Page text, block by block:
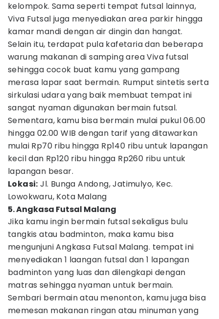
kelompok. Sama seperti tempat futsal lainnya,
Viva Futsal juga menyediakan area parkir hingga
kamar mandi dengan air dingin dan hangat.
Selain itu, terdapat pula kafetaria dan beberapa
warung makanan di samping area Viva futsal
sehingga cocok buat kamu yang gampang
merasa lapar saat bermain. Rumput sintetis serta
sirkulasi udara yang baik membuat tempat ini
sangat nyaman digunakan bermain futsal.
Sementara, kamu bisa bermain mulai pukul 06.00
hingga 02.00 WIB dengan tarif yang ditawarkan
mulai Rp70 ribu hingga Rp140 ribu untuk lapangan
kecil dan Rp120 ribu hingga Rp260 ribu untuk
lapangan besar.
Lokasi: Jl. Bunga Andong, Jatimulyo, Kec.
Lowokwaru, Kota Malang
5. Angkasa Futsal Malang
Jika kamu ingin bermain futsal sekaligus bulu
tangkis atau badminton, maka kamu bisa
mengunjuni Angkasa Futsal Malang. tempat ini
menyediakan 1 laangan futsal dan 1 lapangan
badminton yang luas dan dilengkapi dengan
matras sehingga nyaman untuk bermain.
Sembari bermain atau menonton, kamu juga bisa
memesan makanan ringan atau minuman yang